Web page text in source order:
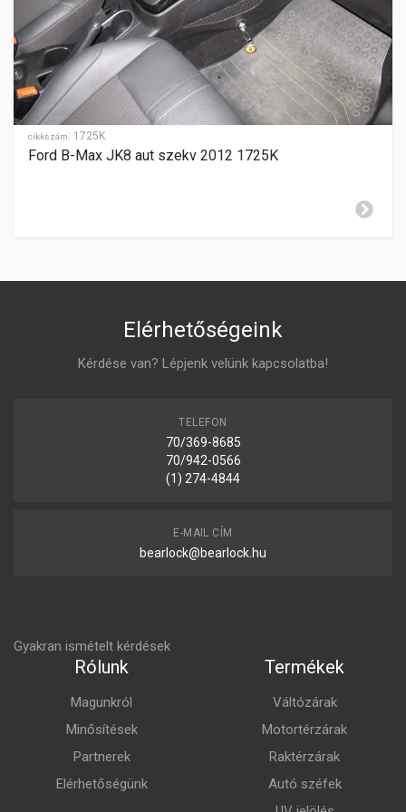
SEBESSÉGFOKOZATOK
5
HÁTRAMENET
hátul
GYÁRTÁSI ÉV
2008-2010
cikkszám: 1725K
Ford B-Max JK8 aut szekv 2012 1725K
Elérhetőségeink
Kérdése van? Lépjenk velünk kapcsolatba!
TELEFON
70/369-8685
70/942-0566
(1) 274-4844
E-MAIL CÍM
bearlock@bearlock.hu
Gyakran ismételt kérdések
Rólunk
Magunkról
Minősítések
Partnerek
Elérhetőségünk
Termékek
Váltózárak
Motortérzárak
Raktérzárak
Autó széfek